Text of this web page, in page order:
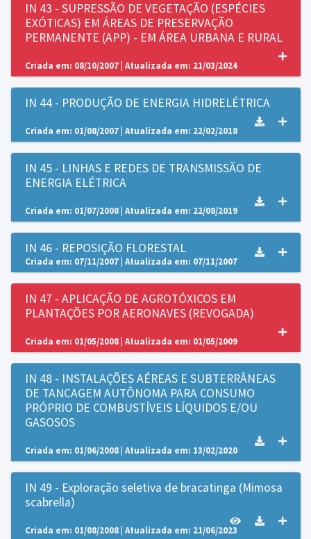
IN 43 - SUPRESSÃO DE VEGETAÇÃO (ESPÉCIES
EXÓTICAS) EM ÁREAS DE PRESERVAÇÃO
PERMANENTE (APP) - EM ÁREA URBANA E RURAL
Criada em: 08/10/2007 | Atualizada em: 21/03/2024
IN 44 - PRODUÇÃO DE ENERGIA HIDRELÉTRICA
Criada em: 01/08/2007 | Atualizada em: 22/02/2018
IN 45 - LINHAS E REDES DE TRANSMISSÃO DE
ENERGIA ELÉTRICA
Criada em: 01/07/2008 | Atualizada em: 22/08/2019
IN 46 - REPOSIÇÃO FLORESTAL
Criada em: 07/11/2007 | Atualizada em: 07/11/2007
IN 47 - APLICAÇÃO DE AGROTÓXICOS EM
PLANTAÇÕES POR AERONAVES (REVOGADA)
Criada em: 01/05/2008 | Atualizada em: 01/05/2009
IN 48 - INSTALAÇÕES AÉREAS E SUBTERRÂNEAS
DE TANCAGEM AUTÔNOMA PARA CONSUMO
PRÓPRIO DE COMBUSTÍVEIS LÍQUIDOS E/OU
GASOSOS
Criada em: 01/06/2008 | Atualizada em: 13/02/2020
IN 49 - Exploração seletiva de bracatinga (Mimosa
scabrella)
Criada em: 01/08/2008 | Atualizada em: 21/06/2023